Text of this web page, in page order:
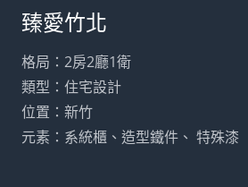
臻愛竹北
格局：2房2廳1衛
類型：住宅設計
位置：新竹
元素：系統櫃、造型鐵件、 特殊漆